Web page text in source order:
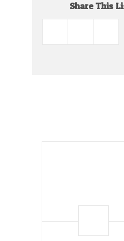
Share This